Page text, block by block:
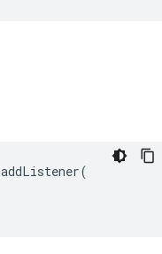
addListener(